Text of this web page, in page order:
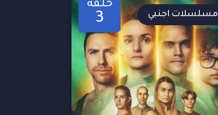
حلقة
3 مسلسلات اجنبي